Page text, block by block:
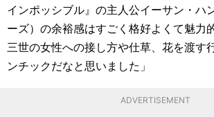
インポッシブル』の主人公イーサン・ハ
ーズ）の余裕感はすごく格好よくて魅力
三世の女性への接し方や仕草、花を渡す
ンチックだなと思いました」
ADVERTISEMENT